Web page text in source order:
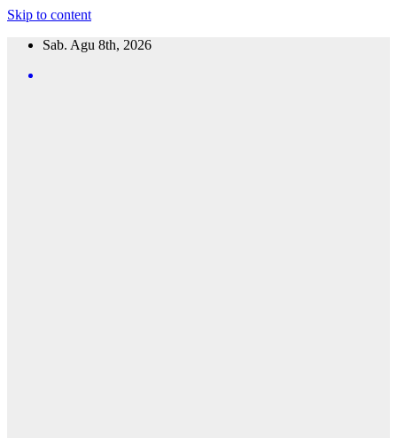
Skip to content
Sab. Agu 8th, 2026